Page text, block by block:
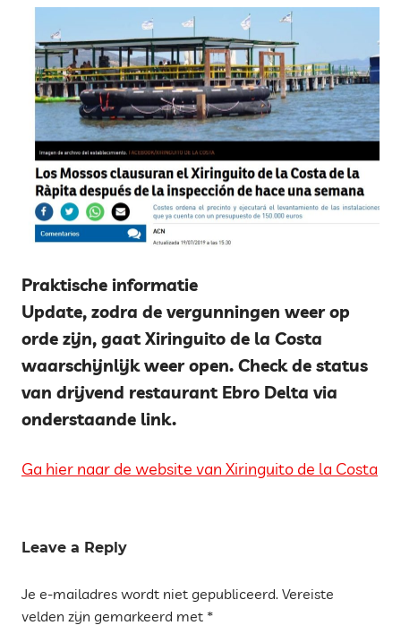
Praktische informatie
Update, zodra de vergunningen weer op
orde zijn, gaat Xiringuito de la Costa
waarschijnlijk weer open. Check de status
van drijvend restaurant Ebro Delta via
onderstaande link.
Ga hier naar de website van Xiringuito de la Costa
COSTA
RESTAURANT
SANT
Leave a Reply
Je e-mailadres wordt niet gepubliceerd. Vereiste
velden zijn gemarkeerd met *